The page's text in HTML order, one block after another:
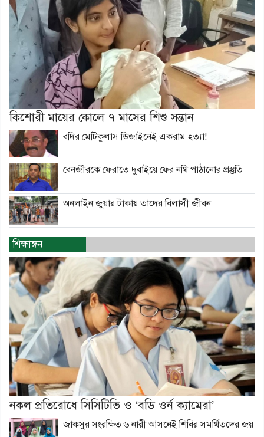
কিশোরী মায়ের কোলে ৭ মাসের শিশু সন্তান
বদির মেটিকুলাস ডিজাইনেই একরাম হত্যা!
বেনজীরকে ফেরাতে দুবাইয়ে ফের নথি পাঠানোর প্রস্তুতি
অনলাইন জুয়ার টাকায় তাদের বিলাসী জীবন
শিক্ষাঙ্গন
নকল প্রতিরোধে সিসিটিভি ও ‘বডি ওর্ন ক্যামেরা’
জাকসুর সংরক্ষিত ৬ নারী আসনেই শিবির সমর্থিতদের জয়